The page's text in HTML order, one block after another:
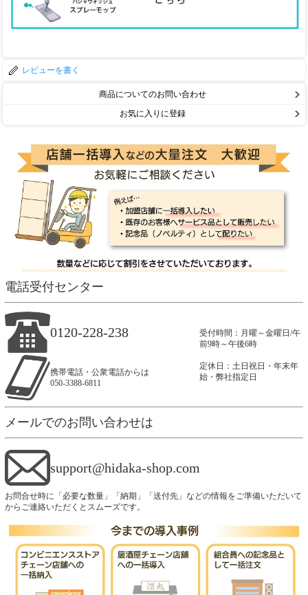
レビューを書く
商品についてのお問い合わせ
お気に入りに登録
電話受付センター
0120-228-238
受付時間：月曜～金曜日/午
前9時～午後6時
定休日：土日祝日・年末年
始・弊社指定日
携帯電話・公衆電話からは
050-3388-6811
メールでのお問い合わせは
support@hidaka-shop.com
お問合せ時に「必要な数量」「納期」「送付先」などの情報をご準備いただいて
からご連絡いただくとスムーズです。